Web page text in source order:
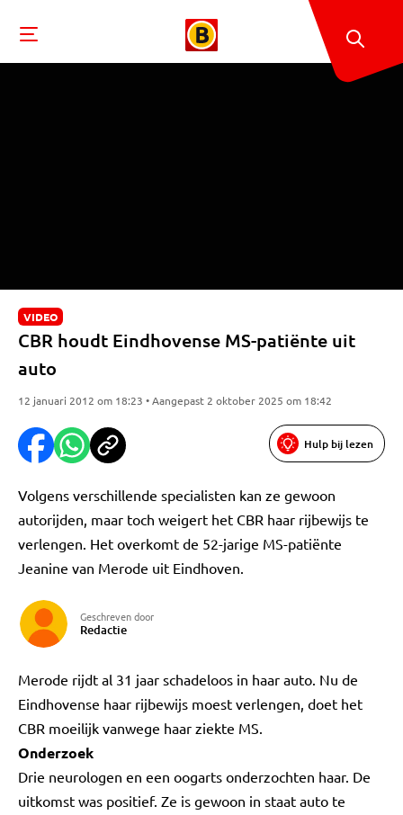
VIDEO
CBR houdt Eindhovense MS-patiënte uit
auto
12 januari 2012 om 18:23 • Aangepast 2 oktober 2025 om 18:42
Hulp bij lezen
Volgens verschillende specialisten kan ze gewoon
autorijden, maar toch weigert het CBR haar rijbewijs te
verlengen. Het overkomt de 52-jarige MS-patiënte
Jeanine van Merode uit Eindhoven.
Geschreven door
Redactie
Merode rijdt al 31 jaar schadeloos in haar auto. Nu de
Eindhovense haar rijbewijs moest verlengen, doet het
CBR moeilijk vanwege haar ziekte MS.
Onderzoek
Drie neurologen en een oogarts onderzochten haar. De
uitkomst was positief. Ze is gewoon in staat auto te